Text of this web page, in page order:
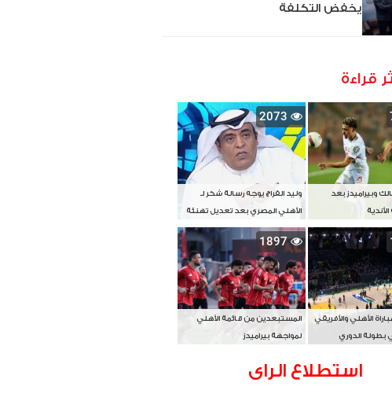
يخفض التكلفة
قراءة
وبيراميدز بعد
2073
وليد الفراج يوجه رسالة شكر لـ
الأهلي المصري بعد تعديل تهنئة
بطل آسيا
الأهلي والأفريقي
بطولة الدوري
1897
المستبعدين من قائمة الأهلي
لمواجهة بيراميدز
استطلاع الراى